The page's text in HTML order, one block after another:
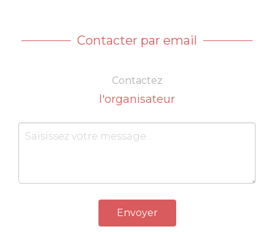
Contacter par email
Contactez
l'organisateur
Envoyer